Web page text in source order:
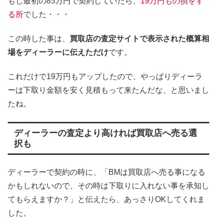
る所でした・・・
この時した事は、 買取店の査定サイトで表示された概算相
場をディーラーに伝えただけです。
これだけで19万円もアップしたので、やっぱりディーラ
ーは下取り金額を安く見積もって来たんだな、と思いまし
たね。
ディーラーの査定より高ければ買取店へ売る選
択も
ディーラーで契約の時に、「BMは買取店へ売る事になる
かもしれないので、その時は下取りに入れない事を承知し
てもらえますか？」と伝えたら、あっさりOKしてくれま
した。